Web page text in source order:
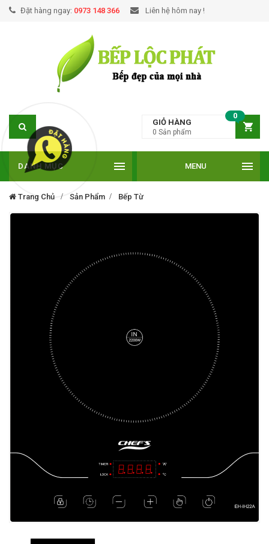
Đặt hàng ngay: 0973 148 366 Liên hệ hôm nay !
GIỎ HÀNG
0
0 Sản phẩm
DANH MỤC MENU
Trang Chủ Sản Phẩm Bếp Từ